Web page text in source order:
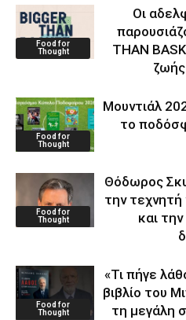
Food for
Thought
Οι
THAN
ζωής
Food for
Thought
Μουντιάλ
το
Food for
Thought
Θόδωρος
την τεχνητή
και
Food for
Thought
«Τι πήγε
βιβλίο του
τη μεγάλη